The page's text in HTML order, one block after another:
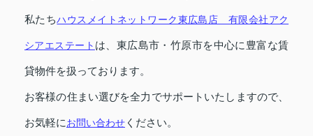
私たちハウスメイトネットワーク東広島店 有限会社アク
シアエステート は、東広島市・竹原市を中心に豊富な賃
貸物件を扱っております。
お客様の住まい選びを全力でサポートいたしますので、
お気軽にお問い合わせ ください。